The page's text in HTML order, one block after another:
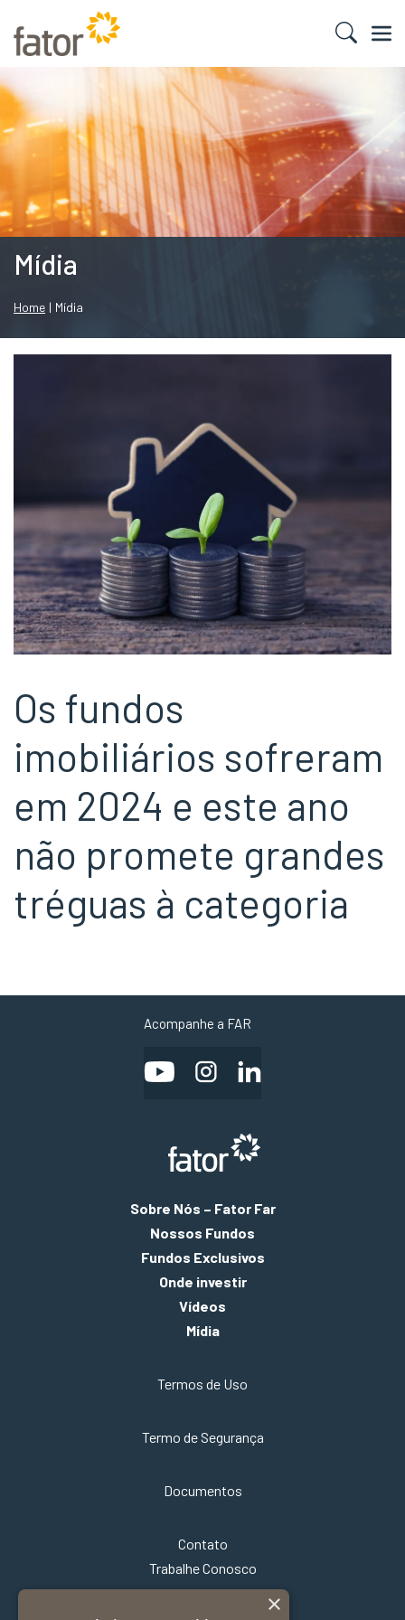
Mídia
Home | Mídia
Os fundos
imobiliários sofreram
em 2024 e este ano
não promete grandes
tréguas à categoria
Acompanhe a FAR
Sobre Nós – Fator Far
Nossos Fundos
Fundos Exclusivos
Onde investir
Vídeos
Mídia
Termos de Uso
Termo de Segurança
Documentos
Contato
Trabalhe Conosco
×